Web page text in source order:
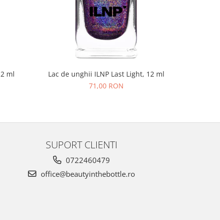
ml
Lac de unghii ILNP Last Light, 12 ml
71,00 RON
SUPORT CLIENTI
0722460479
office@beautyinthebottle.ro